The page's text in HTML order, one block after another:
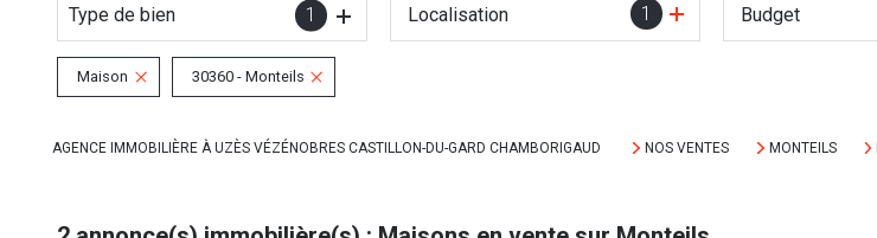
De l'ancien
De l'immo pro
à l'année
De l'immo pro
Type de bien 1 1
Localisation Budget
Maison 30360 - Monteils
AGENCE IMMOBILIÈRE À UZÈS VÉZÉNOBRES CASTILLON-DU-GARD CHAMBORIGAUD NOS VENTES MONTEILS